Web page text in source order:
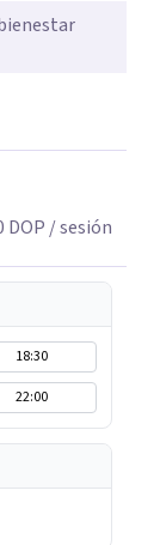
DOP / sesión
18:30
22:00